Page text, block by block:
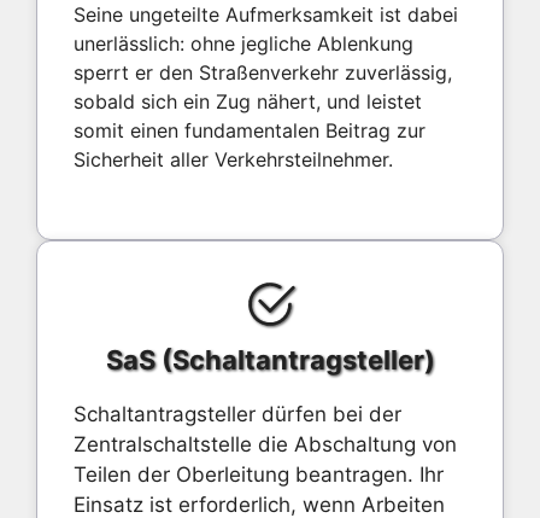
Seine ungeteilte Aufmerksamkeit ist dabei
unerlässlich: ohne jegliche Ablenkung
sperrt er den Straßenverkehr zuverlässig,
sobald sich ein Zug nähert, und leistet
somit einen fundamentalen Beitrag zur
Sicherheit aller Verkehrsteilnehmer.
SaS (Schaltantragsteller)
Schaltantragsteller dürfen bei der
Zentralschaltstelle die Abschaltung von
Teilen der Oberleitung beantragen. Ihr
Einsatz ist erforderlich, wenn Arbeiten